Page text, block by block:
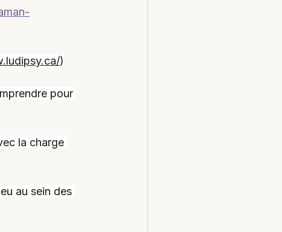
)
pour
la charge
au sein des